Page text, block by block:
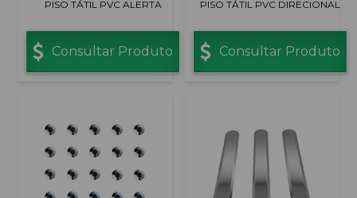
PISO TÁTIL PVC ALERTA
Consultar Produto
PISO TÁTIL PVC DIRECIONAL
Consultar Produto